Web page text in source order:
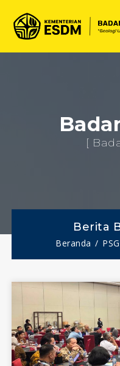
[
Berita
Beranda PSG